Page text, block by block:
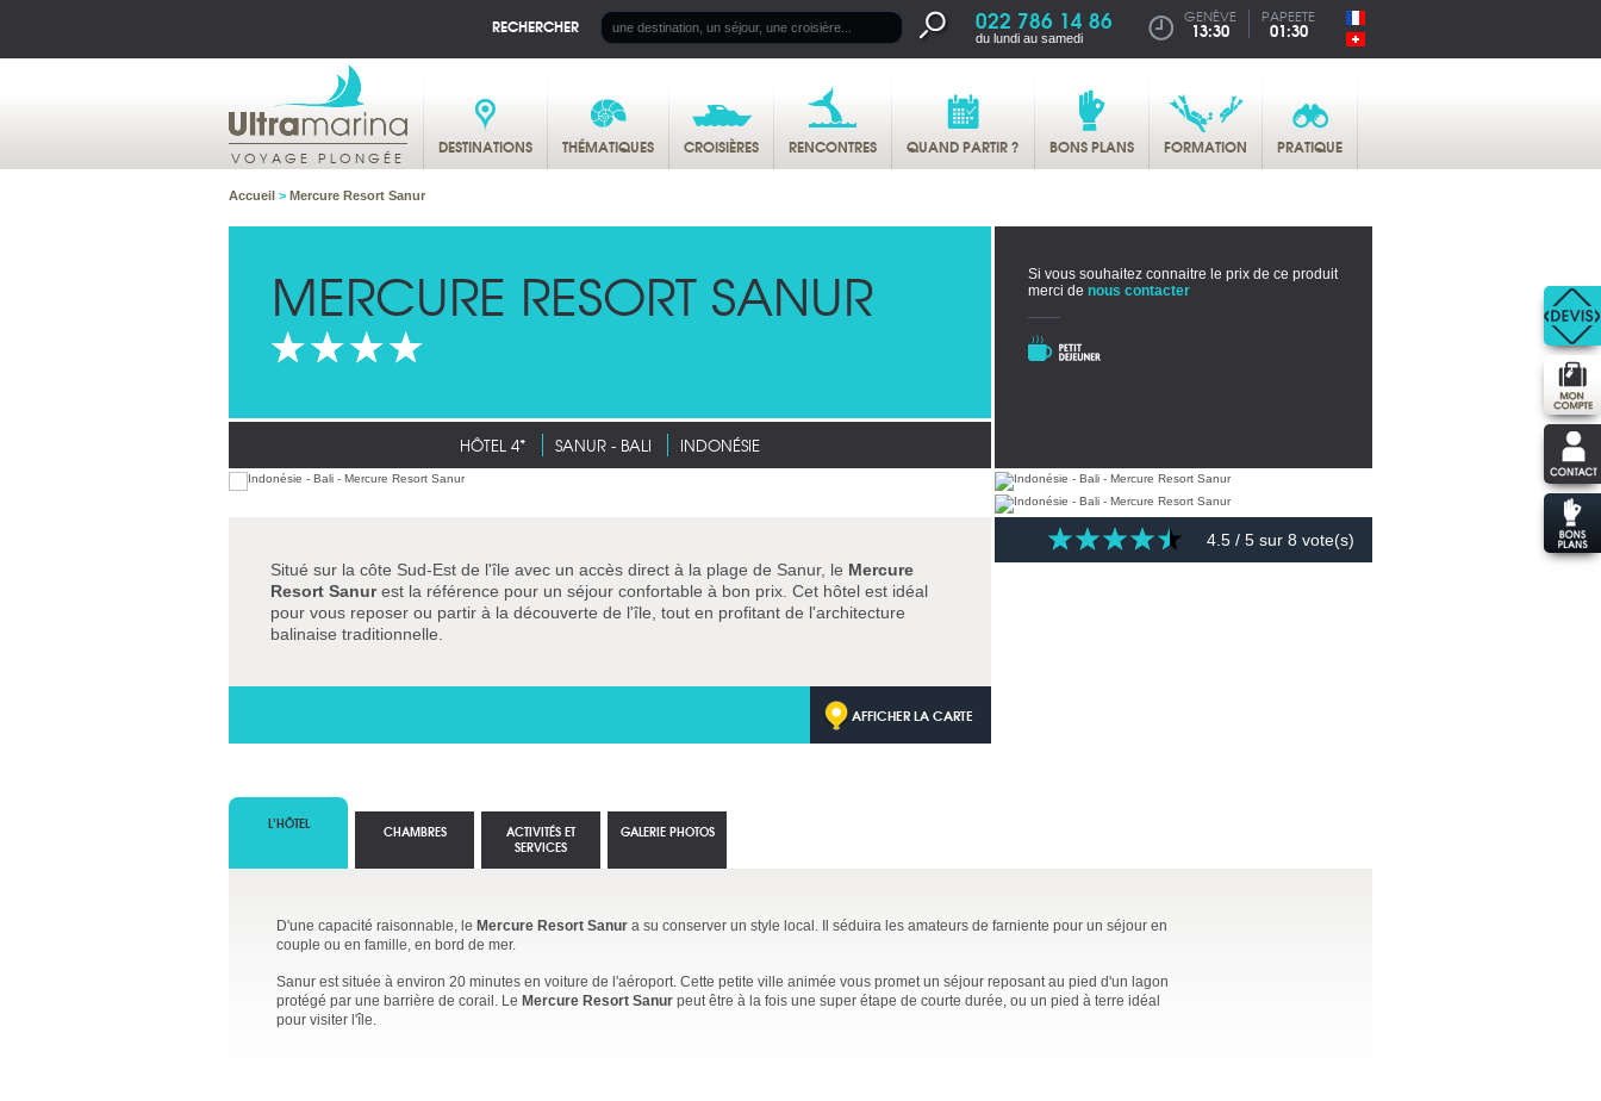
RECHERCHER 022 786 14 86
du lundi au samedi
GENÈVE
13:30
PAPEETE
01:30
VOYAGE PLONGÉE DESTINATIONS THÉMATIQUES CROISIÈRES RENCONTRES QUAND PARTIR ? BONS PLANS FORMATION PRATIQUE
Accueil > Mercure Resort Sanur
MERCURE RESORT SANUR
HÔTEL 4* SANUR - BALI INDONÉSIE
Si vous souhaitez connaitre le prix de ce produit
merci de nous contacter
Situé sur la côte Sud-Est de l'île avec un accès direct à la plage de Sanur, le Mercure
Resort Sanurest la référence pour un séjour confortable à bon prix. Cet hôtel est idéal
pour vous reposer ou partir à la découverte de l'île, tout en profitant de l'architecture
balinaise traditionnelle.
AFFICHER LA CARTE
4.5 / 5 sur 8 vote(s)
L’HÔTEL
D'une capacité raisonnable, le Mercure Resort Sanur a su conserver un style local. Il séduira les amateurs de farniente pour un séjour en
couple ou en famille, en bord de mer.
Sanur est située à environ 20 minutes en voiture de l'aéroport. Cette petite ville animée vous promet un séjour reposant au pied d'un lagon
protégé par une barrière de corail. Le Mercure Resort Sanur peut être à la fois une super étape de courte durée, ou un pied à terre idéal
pour visiter l'île.
CHAMBRES
ACTIVITÉS ET
SERVICES
GALERIE PHOTOS